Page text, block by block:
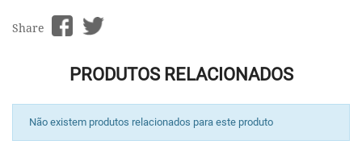
Share
PRODUTOS RELACIONADOS
Não existem produtos relacionados para este produto